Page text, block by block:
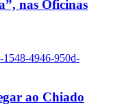
nas Oficinas
1548-4946-950d-
ao Chiado